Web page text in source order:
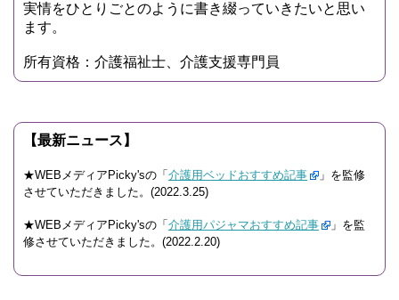
実情をひとりごとのように書き綴っていきたいと思い
ます。
所有資格：介護福祉士、介護支援専門員
【最新ニュース】
★WEBメディアPicky'sの「 介護用ベッドおすすめ記事
」を監修
させていただきました。(2022.3.25)
★WEBメディアPicky'sの「 介護用パジャマおすすめ記事
」を監
修させていただきました。(2022.2.20)